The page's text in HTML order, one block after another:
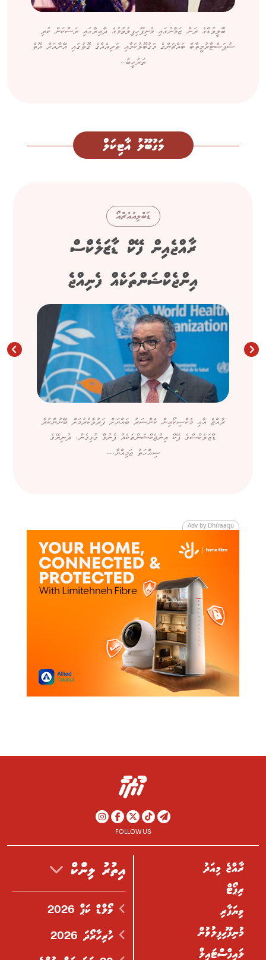
ބޮލީވުޑްގެ ރަން ޒަމާނުގައި މުނިފޫހިފިލުވުމުގެ ދާއިރާގައި ރަސްކަން ކުރި
ސުޕަސްޓާރުމީތާބް ބައްޗަންގެ މަގުބޫލުކަމާއި ތަރިއެއްގެ ގޮތުގައި އޭނާއަށް އޮތް
ތަރުހީބު...
މަގުބޫލު އާޓިކަލް
ޑަބްލިއުއެޗްއޯ
ރާއްޖެއިން ފޭކް ޑާޒަލެކްސް
އިންޖެކްޝަންތަކެއް ފެނިއްޖެ
ރާއްޖެ އާއި މެކްސިކޯއިން ކެންސަރު ބައްޔަށް ފަރުވާކުރުމަށް ބޭނުންކުރާ
ޑާޒަލެކްސްގެ ފޭކް އިންޖެކްޝަންތަކެއް ފެނުމާ ގުޅިގެން، ދުނިޔޭގެ
ސިއްހަތު ޖަމިއްޔާ،...
Adv by Dhiraagu
FOLLOW US
ރާއްޖެ މިއަދު
ރިޕޯޓް
ވިޔަފާރި
މުނިފޫހިފިލުވުން
ލައިފްސްޓައިލް
އިތުރު ލިންކް
ވޯލްޑް ކަޕް 2026
ހުރިހާރޯދަ 2026